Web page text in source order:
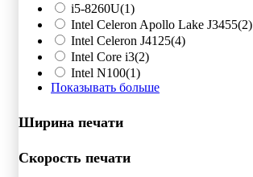
i5-8260U(1)
Intel Celeron Apollo Lake J3455(2)
Intel Celeron J4125(4)
Intel Core i3(2)
Intel N100(1)
Показывать больше
Ширина печати
Скорость печати